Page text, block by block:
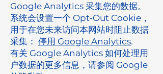
Google Analytics 采集您的数据。
系统会设置一个 Opt‑Out Cookie，
用于在您未来访问本网站时阻止数据
采集： 停用 Google Analytics.
有关 Google Analytics 如何处理用
户数据的更多信息，请参阅 Google